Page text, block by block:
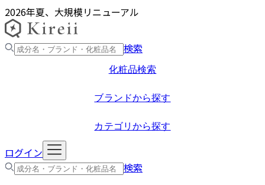
2026年夏、大規模リニューアル
検索
化粧品検索
ブランドから探す
カテゴリから探す
ログイン
検索